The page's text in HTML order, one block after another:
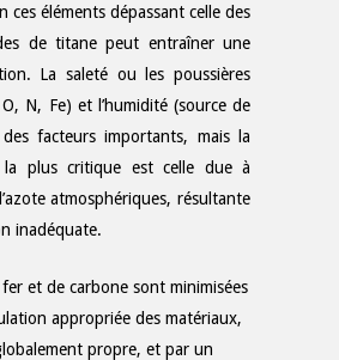
ces éléments dépassant celle des
de titane peut entraîner une
La saleté ou les poussières
N, Fe) et l’humidité (source de
facteurs importants, mais la
la plus critique est celle due à
atmosphériques, résultante
inadéquate.
fer et de carbone sont minimisées
appropriée des matériaux,
propre, et par un